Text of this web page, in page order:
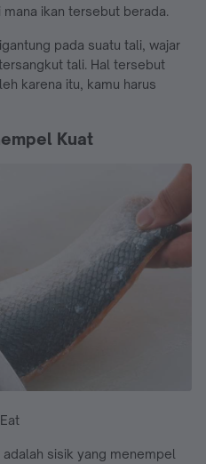
ikan tersebut berada.
pada suatu tali, wajar
tali. Hal tersebut
karena itu, kamu harus
Kuat
sisik yang menempel